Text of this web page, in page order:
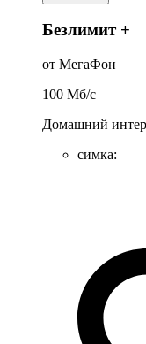
Безлимит +
от МегаФон
100 Мб/c
Домашний
симка: